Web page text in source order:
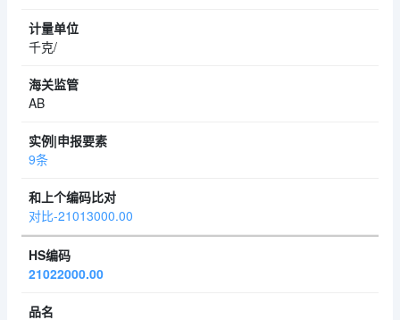
千克/
AB
9条
对比-21013000.00
21022000.00